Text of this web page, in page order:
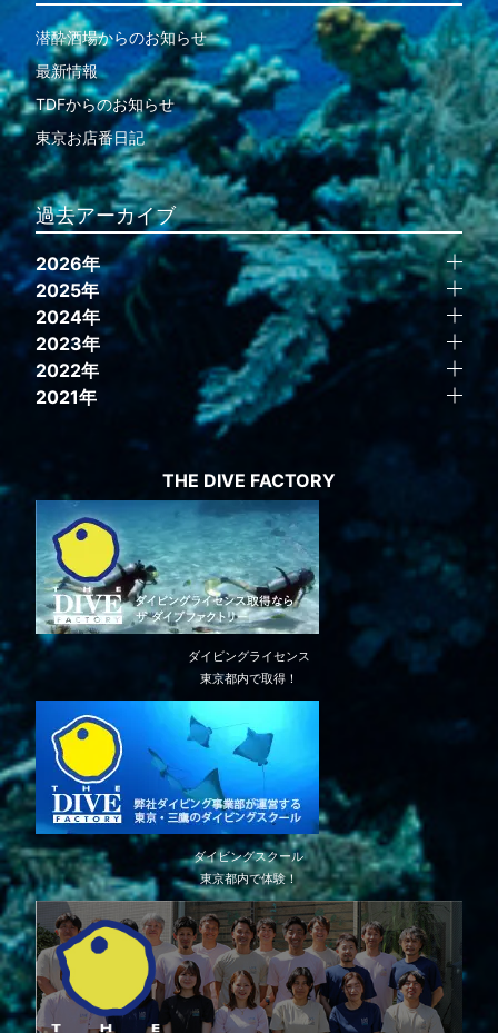
潜酔酒場からのお知らせ
最新情報
TDFからのお知らせ
東京お店番日記
過去アーカイブ
2026年
2025年
2024年
2023年
2022年
2021年
THE DIVE FACTORY
ダイビングライセンス
東京都内で取得！
ダイビングスクール
東京都内で体験！